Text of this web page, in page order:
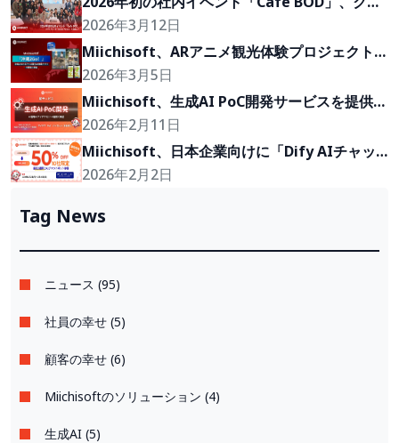
イアントの『Growth Partner』を目指して
2026年3月12日
Miichisoft、ARアニメ観光体験プロジェクト
「沖縄2Go！」の開発に参画
2026年3月5日
Miichisoft、生成AI PoC開発サービスを提供開
始。アイデアを2〜4週間で実現可能なプロトタ
イプに。
2026年2月11日
Miichisoft、日本企業向けに「Dify AIチャッ
トボット」導入支援プランを50％割引で提供。
2026年2月2日
Tag News
ニュース (95)
社員の幸せ (5)
顧客の幸せ (6)
Miichisoftのソリューション (4)
生成AI (5)